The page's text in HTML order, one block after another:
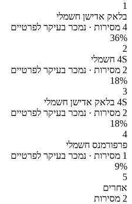
1
בלאק אדישן חשמלי
4 מסירות · נמכר בעיקר לפרטיים
36%
2
4S חשמלי
2 מסירות · נמכר בעיקר לפרטיים
18%
3
4S בלאק אדישן חשמלי
2 מסירות · נמכר בעיקר לפרטיים
18%
4
פרפורמנס חשמלי
1 מסירות · נמכר בעיקר לפרטיים
9%
5
אחרים
2 מסירות